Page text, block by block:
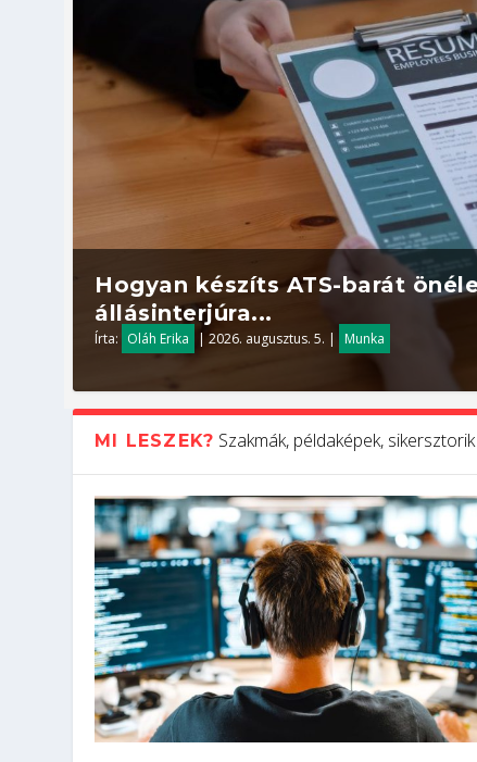
Hogyan készíts ATS-barát
állásinterjúra...
Írta: Oláh Erika |2026. augusztus. 5. | Munka
MI LESZEK? Szakmák, példaképek, sikersztorik